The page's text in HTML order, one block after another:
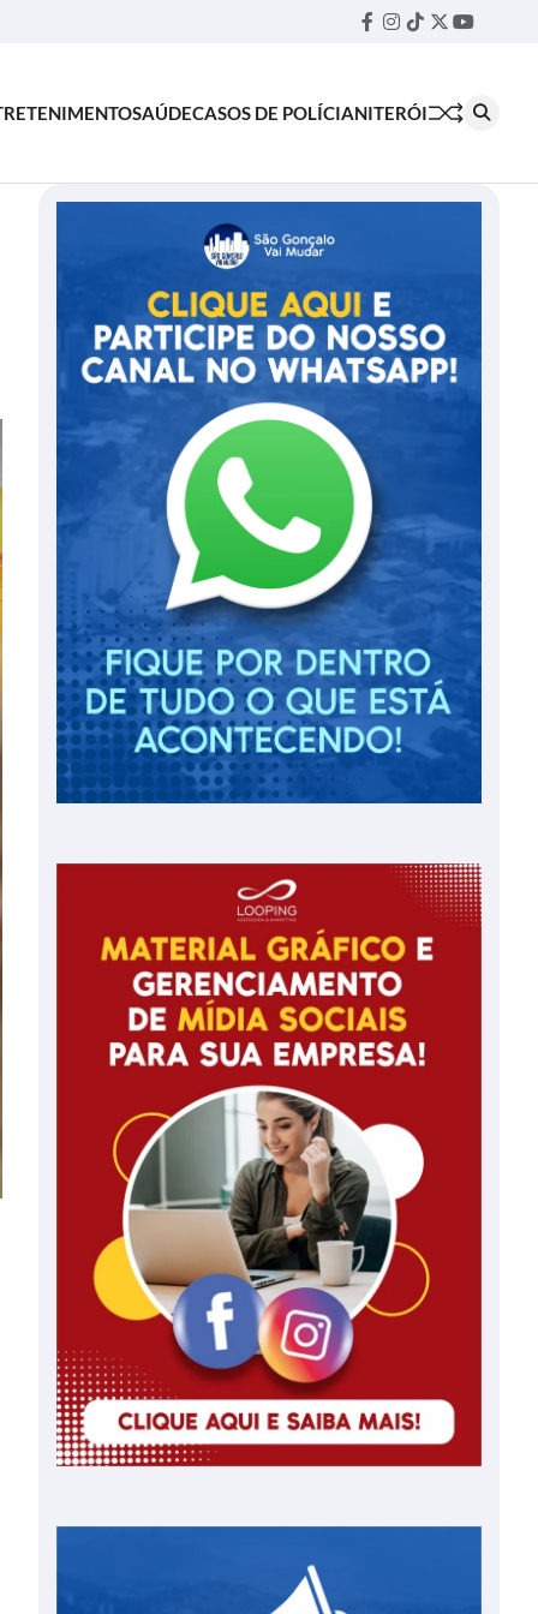
Facebook
Instagram
TikTok
TwitterYouTube
SAÚDECASOS DE POLÍCIANITERÓI